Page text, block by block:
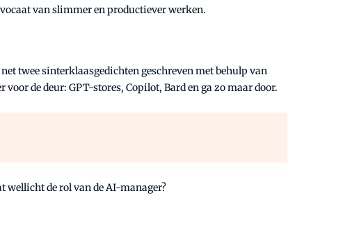
van slimmer en productiever werken.
twee sinterklaasgedichten geschreven met behulp van
de deur: GPT-stores, Copilot, Bard en ga zo maar door.
wellicht de rol van de AI-manager?